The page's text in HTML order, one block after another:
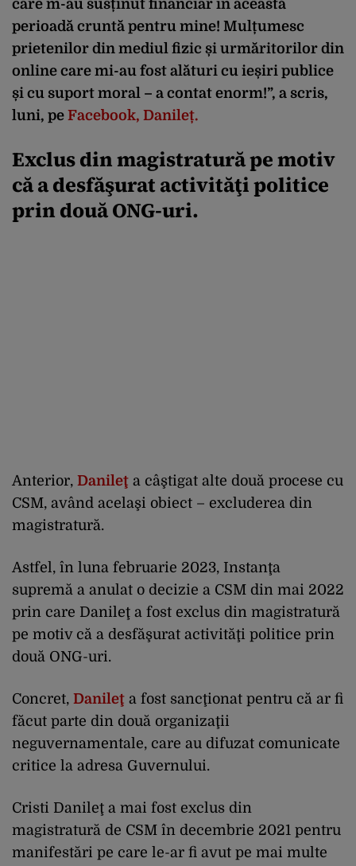
care m-au susținut financiar în această
perioadă cruntă pentru mine! Mulțumesc
prietenilor din mediul fizic și urmăritorilor din
online care mi-au fost alături cu ieșiri publice
și cu suport moral – a contat enorm!”, a scris,
luni, pe Facebook, Danileț.
Exclus din magistratură pe motiv
că a desfăşurat activităţi politice
prin două ONG-uri.
Anterior, Danileţ a câştigat alte două procese cu
CSM, având acelaşi obiect – excluderea din
magistratură.
Astfel, în luna februarie 2023, Instanţa
supremă a anulat o decizie a CSM din mai 2022
prin care Danileţ a fost exclus din magistratură
pe motiv că a desfăşurat activităţi politice prin
două ONG-uri.
Concret, Danileţ a fost sancţionat pentru că ar fi
făcut parte din două organizaţii
neguvernamentale, care au difuzat comunicate
critice la adresa Guvernului.
Cristi Danileţ a mai fost exclus din
magistratură de CSM în decembrie 2021 pentru
manifestări pe care le-ar fi avut pe mai multe